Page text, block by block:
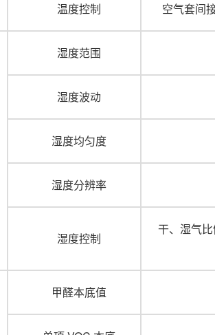
温度控制 空气套间
湿度范围
湿度波动
湿度均匀度
湿度分辨率
湿度控制
干、湿气
甲醛本底值